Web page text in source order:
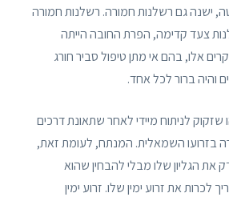
ישנה גם רשלנות חמורה. רשלנות חמורה
צעד קדימה, הפרת החובה הייתה
אלו, בהם אי מתן טיפול סביר חורג
והיה ברור לכל אחד.
לניתוח מיידי לאחר שתאונת דרכים
בזרועו השמאלית. המנתח, לעומת זאת,
את הגליון שלו מבלי להבחין שהוא
את זרוע ימין שלו. זרוע ימין